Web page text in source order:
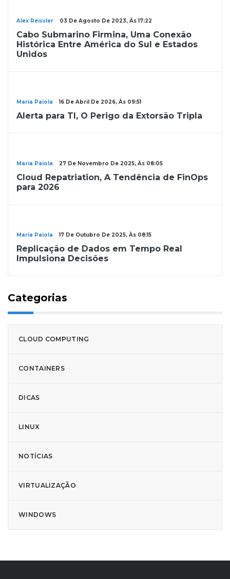
Alex Reissler 03 De Agosto De 2023, Às 17:22
Cabo Submarino Firmina, Uma Conexão
Histórica Entre América do Sul e Estados
Unidos
Maria Paiola 16 De Abril De 2026, Às 09:51
Alerta para TI, O Perigo da Extorsão Tripla
Maria Paiola 27 De Novembro De 2025, Às 08:05
Cloud Repatriation, A Tendência de FinOps
para 2026
Maria Paiola 17 De Outubro De 2025, Às 08:15
Replicação de Dados em Tempo Real
Impulsiona Decisões
Categorias
CLOUD COMPUTING
CONTAINERS
DICAS
LINUX
NOTÍCIAS
VIRTUALIZAÇÃO
WINDOWS